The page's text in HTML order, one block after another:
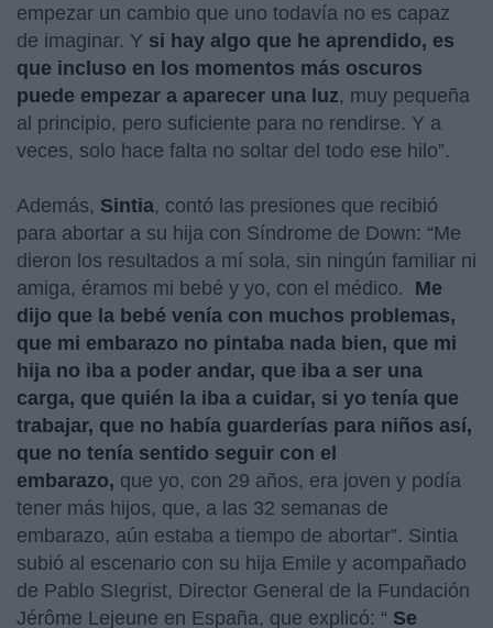
empezar un cambio que uno todavía no es capaz
de imaginar. Y si hay algo que he aprendido, es
que incluso en los momentos más oscuros
puede empezar a aparecer una luz, muy pequeña
al principio, pero suficiente para no rendirse. Y a
veces, solo hace falta no soltar del todo ese hilo”.
Además, Sintia, contó las presiones que recibió
para abortar a su hija con Síndrome de Down: “Me
dieron los resultados a mí sola, sin ningún familiar ni
amiga, éramos mi bebé y yo, con el médico.
Me
dijo que la bebé venía con muchos problemas,
que mi embarazo no pintaba nada bien, que mi
hija no iba a poder andar, que iba a ser una
carga, que quién la iba a cuidar, si yo tenía que
trabajar, que no había guarderías para niños así,
que no tenía sentido seguir con el
embarazo, que yo, con 29 años, era joven y podía
tener más hijos, que, a las 32 semanas de
embarazo, aún estaba a tiempo de abortar”. Sintia
subió al escenario con su hija Emile y acompañado
de Pablo SIegrist, Director General de la Fundación
Jérôme Lejeune en España, que explicó: “ Se